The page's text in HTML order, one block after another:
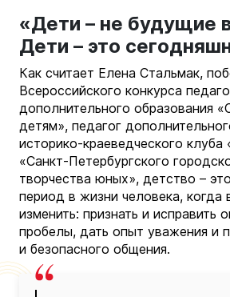
«Дети – не будущие
Дети – это
Как считает Елена Стальмак,
Всероссийского конкурса
дополнительного образования
детям», педагог
историко-краеведческого клуба
«Санкт-Петербургского
творчества юных», детство –
период в жизни человека,
изменить: признать и исправить
пробелы, дать опыт уважения и
и безопасного общения.